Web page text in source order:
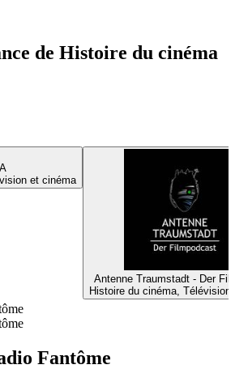
de Histoire du cinéma
et cinéma
Antenne Traumstadt - Der
Histoire du cinéma, Télévision
Fantôme